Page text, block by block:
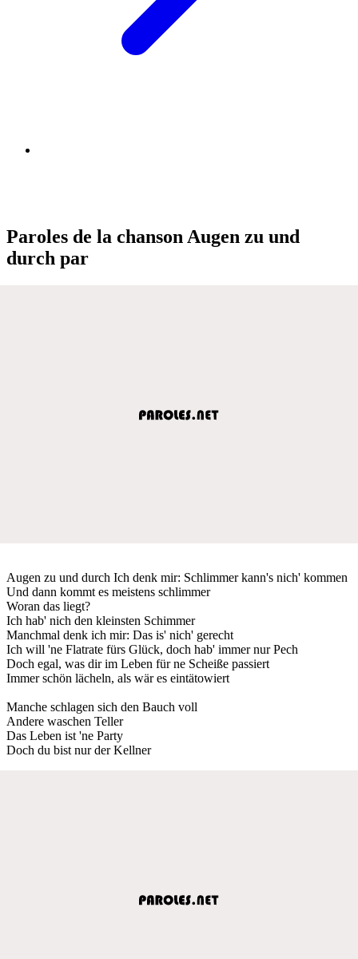
Paroles de la chanson Augen zu und
durch par
Augen zu und durch Ich denk mir: Schlimmer kann's nich' kommen
Und dann kommt es meistens schlimmer
Woran das liegt?
Ich hab' nich den kleinsten Schimmer
Manchmal denk ich mir: Das is' nich' gerecht
Ich will 'ne Flatrate fürs Glück, doch hab' immer nur Pech
Doch egal, was dir im Leben für ne Scheiße passiert
Immer schön lächeln, als wär es eintätowiert
Manche schlagen sich den Bauch voll
Andere waschen Teller
Das Leben ist 'ne Party
Doch du bist nur der Kellner